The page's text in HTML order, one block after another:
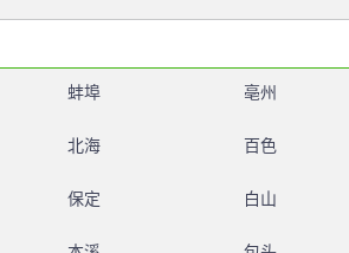
蚌埠 亳州
北海 百色
保定 白山